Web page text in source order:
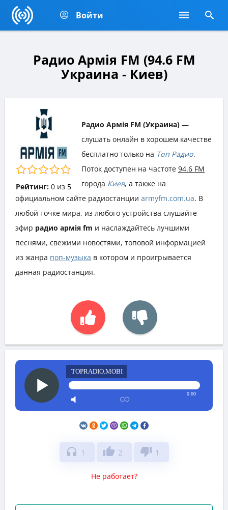
Войти
Радио Армія FM (94.6 FM
Украина - Киев)
Рейтинг: 0из 5
Радио Армія FM (Украина) —
слушать онлайн в хорошем качестве
бесплатно только на Топ Радио.
Поток доступен на частоте 94.6 FM
города Киев, а также на
официальном сайте радиостанции armyfm.com.ua. В
любой точке мира, из любого устройства слушайте
эфир радио армія fm и наслаждайтесь лучшими
песнями, свежими новостями, топовой информацией
из жанра поп-музыка в котором и проигрывается
данная радиостанция.
TOPRADIO.MOBI
0:00
headphones 1 thumb_up 2 thumb_down 1
Не работает?